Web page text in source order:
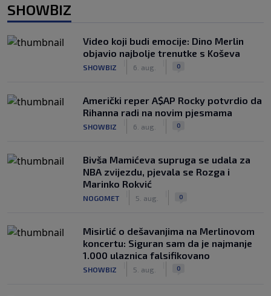
SHOWBIZ
Video koji budi emocije: Dino Merlin
objavio najbolje trenutke s Koševa
SHOWBIZ 6. aug. 0
Američki reper A$AP Rocky potvrdio da
Rihanna radi na novim pjesmama
SHOWBIZ 6. aug. 0
Bivša Mamićeva supruga se udala za
NBA zvijezdu, pjevala se Rozga i
Marinko Rokvić
NOGOMET 5. aug. 0
Misirlić o dešavanjima na Merlinovom
koncertu: Siguran sam da je najmanje
1.000 ulaznica falsifikovano
SHOWBIZ 5. aug. 0